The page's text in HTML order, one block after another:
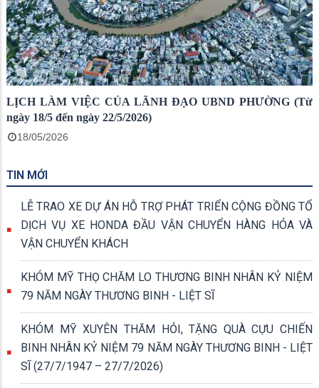
LỊCH LÀM VIỆC CỦA LÃNH ĐẠO UBND PHƯỜNG (Từ
ngày 18/5 đến ngày 22/5/2026)
18/05/2026
TIN MỚI
LỄ TRAO XE DỰ ÁN HỖ TRỢ PHÁT TRIỂN CỘNG ĐỒNG TỔ
DỊCH VỤ XE HONDA ĐẦU VẬN CHUYỂN HÀNG HÓA VÀ
VẬN CHUYỂN KHÁCH
KHÓM MỸ THỌ CHĂM LO THƯƠNG BINH NHÂN KỶ NIỆM
79 NĂM NGÀY THƯƠNG BINH - LIỆT SĨ
KHÓM MỸ XUYÊN THĂM HỎI, TẶNG QUÀ CỰU CHIẾN
BINH NHÂN KỶ NIỆM 79 NĂM NGÀY THƯƠNG BINH - LIỆT
SĨ (27/7/1947 – 27/7/2026)